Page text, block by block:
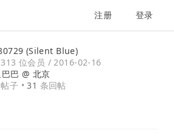
注册 登录
(Silent Blue)
位会员 /2016-02-16
巴 @ 北京
子 •31 条回帖